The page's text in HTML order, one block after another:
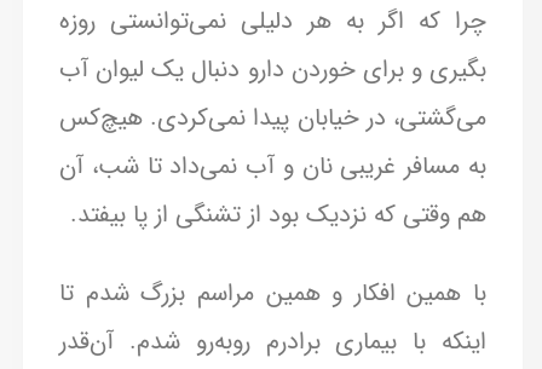
چرا که اگر به هر دلیلی نمی‌توانستی روزه
بگیری و برای خوردن دارو دنبال یک لیوان آب
می‌گشتی، در خیابان پیدا نمی‌کردی. هیچ‌کس
به مسافر غریبی نان و آب نمی‌داد تا شب، آن
هم وقتی که نزدیک بود از تشنگی از پا بیفتد.
با همین افکار و همین مراسم بزرگ شدم تا
اینکه با بیماری برادرم روبه‌رو شدم. آن‌قدر